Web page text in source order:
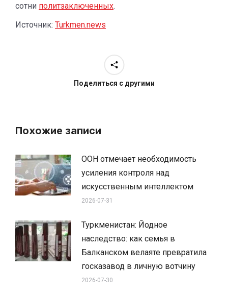
сотни политзаключенных.
Источник: Turkmen.news
Поделиться с другими
Похожие записи
ООН отмечает необходимость
усиления контроля над
искусственным интеллектом
2026-07-31
Туркменистан: Йодное
наследство: как семья в
Балканском велаяте превратила
госказавод в личную вотчину
2026-07-30